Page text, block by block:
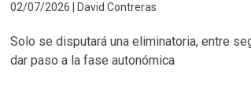
02/07/2026 | David Contreras
Solo se disputará una eliminatoria, entre
dar paso a la fase autonómica